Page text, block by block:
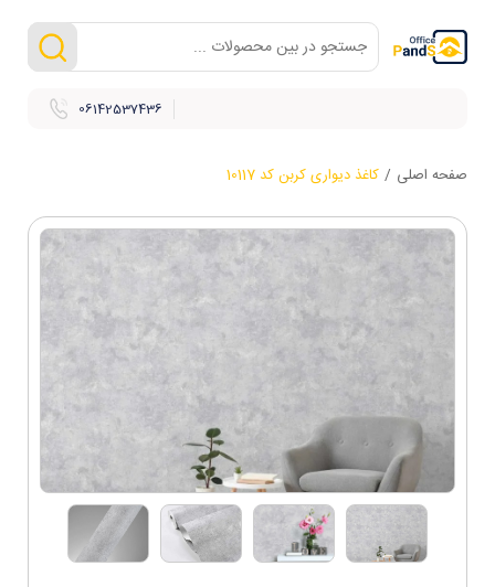
06142537436
صفحه اصلی / کاغذ دیواری کربن کد 10117